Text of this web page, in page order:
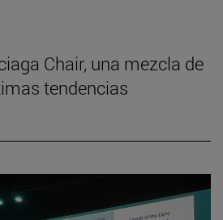
Chair, una mezcla de
tendencias